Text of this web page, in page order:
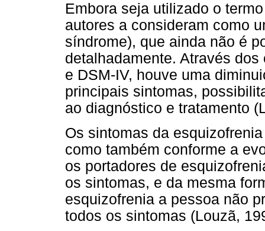
Embora seja utilizado o
autores a consideram como
síndrome), que ainda não é
detalhadamente. Através
e DSM-IV, houve uma
principais sintomas,
ao diagnóstico e tratamento
Os sintomas da
como também conforme a
os portadores de
os sintomas, e da mesma
esquizofrenia a pessoa não
todos os sintomas (Louzã,